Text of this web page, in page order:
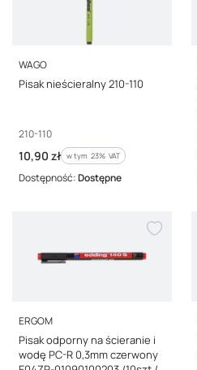
PRODUCENT
WAGO
Pisak nieścieralny 210-110
Kod producenta
210-110
Cena brutto
10,90 zł w tym %s VAT
w tym 23% VAT
Dostępność:Dostępne
PRODUCENT
ERGOM
Pisak odporny na ścieranie i
wodę PC-R 0,3mm czerwony